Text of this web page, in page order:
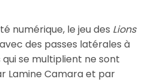
numérique, le jeu des Lions
des passes latérales à
se multiplient ne sont
Lamine Camara et par